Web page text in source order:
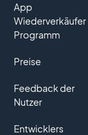
App
Wiederverkäufer
Programm
Preise
Feedback der
Nutzer
Entwicklers